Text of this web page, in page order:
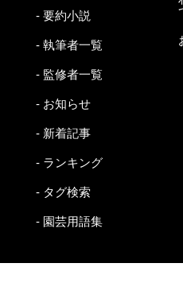
- 要約小説
- 執筆者一覧
- 監修者一覧
- お知らせ
- 新着記事
- ランキング
- タグ検索
- 園芸用語集